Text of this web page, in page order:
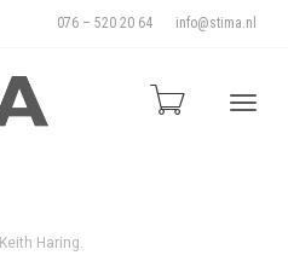
076 – 520 20 64 info@stima.nl
Keith Haring.